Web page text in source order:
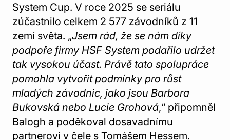
System Cup. V roce 2025 se seriálu
zúčastnilo celkem 2 577 závodníků z 11
zemí světa. „Jsem rád, že se nám díky
podpoře firmy HSF System podařilo udržet
tak vysokou účast. Právě tato spolupráce
pomohla vytvořit podmínky pro růst
mladých závodnic, jako jsou Barbora
Bukovská nebo Lucie Grohová,“ připomněl
Balogh a poděkoval dosavadnímu
partnerovi v čele s Tomášem Hessem.